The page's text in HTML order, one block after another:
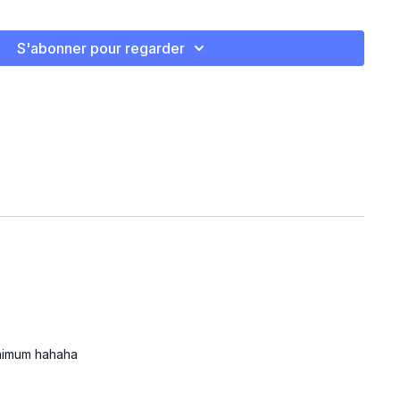
S'abonner pour regarder
hahaha